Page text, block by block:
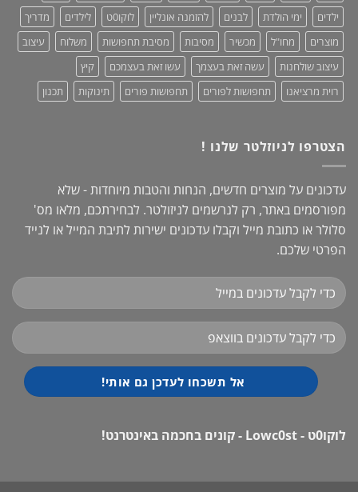
ילדים
ימי הולדת לבנים להזמנה אונליין לוקו0ט לילדים
מדריך
מוצרים
מחו"ל מכשיר מסיבות מסיבת תחפושות משלוח
עיצוב
עיצוב שולחנות
עשה זאת בעצמך עשו זאת בעצמכם
קיץ
רוית מרציאנו
תחפושות לפורים תחפושות פורים תינוקות תכנון
הצטרפו לניוזלטר שלנו !
עדכונים על מוצרים חדשים, הנחות והטבות מיוחדות - שלא
מפורסמים באתר, רק לנרשמים לניזולטר. לבחירתכם, מלאו מס'
סלולר או כתובת מייל וקבלו עדכונים ישירות לתיבת המייל או לנייד
הפרטי שלכם.
לוקו0ט - Lowc0st - קונים בחכמה באינטרנט!